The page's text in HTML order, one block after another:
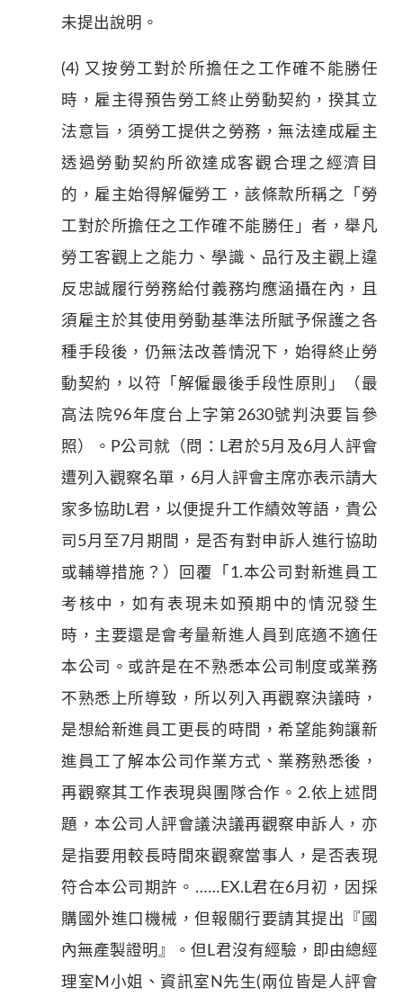
未提出說明。
(4) 又按勞工對於所擔任之工作確不能勝任
時，雇主得預告勞工終止勞動契約，揆其立
法意旨，須勞工提供之勞務，無法達成雇主
透過勞動契約所欲達成客觀合理之經濟目
的，雇主始得解僱勞工，該條款所稱之「勞
工對於所擔任之工作確不能勝任」者，舉凡
勞工客觀上之能力、學識、品行及主觀上違
反忠誠履行勞務給付義務均應涵攝在內，且
須雇主於其使用勞動基準法所賦予保護之各
種手段後，仍無法改善情況下，始得終止勞
動契約，以符「解僱最後手段性原則」（最
高法院96年度台上字第2630號判決要旨參
照）。P公司就（問：L君於5月及6月人評會
遭列入觀察名單，6月人評會主席亦表示請大
家多協助L君，以便提升工作績效等語，貴公
司5月至7月期間，是否有對申訴人進行協助
或輔導措施？）回覆「1.本公司對新進員工
考核中，如有表現未如預期中的情況發生
時，主要還是會考量新進人員到底適不適任
本公司。或許是在不熟悉本公司制度或業務
不熟悉上所導致，所以列入再觀察決議時，
是想給新進員工更長的時間，希望能夠讓新
進員工了解本公司作業方式、業務熟悉後，
再觀察其工作表現與團隊合作。2.依上述問
題，本公司人評會議決議再觀察申訴人，亦
是指要用較長時間來觀察當事人，是否表現
符合本公司期許。……EX.L君在6月初，因採
購國外進口機械，但報關行要請其提出『國
內無產製證明』。但L君沒有經驗，即由總經
理室M小姐、資訊室N先生(兩位皆是人評會